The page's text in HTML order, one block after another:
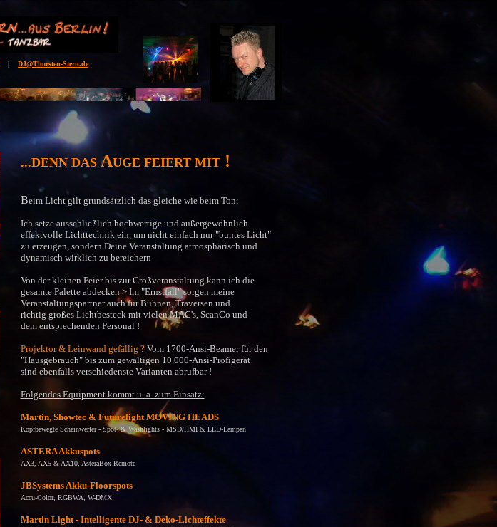
| DJ@Thorsten-Stern.de
...DENN DAS AUGE FEIERT MIT!
Beim Licht gilt grundsätzlich das gleiche wie beim Ton:
Ich setze ausschließlich hochwertige und außergewöhnlich
effektvolle Lichttechnik ein, um nicht einfach nur "buntes Licht"
zu erzeugen, sondern Deine Veranstaltung atmosphärisch und
dynamisch wirklich zu bereichern
Von der kleinen Feier bis zur Großveranstaltung kann ich die
gesamte Palette abdecken > Im "Ernstfall" sorgen meine
Veranstaltungspartner auch für Bühnen, Traversen und
richtig großes Lichtbesteck mit vielen MAC's, ScanCo und
dem entsprechenden Personal !
Projektor & Leinwand gefällig ?Vom 1700-Ansi-Beamer für den
"Hausgebrauch" bis zum gewaltigen 10.000-Ansi-Profigerät
sind ebenfalls verschiedenste Varianten abrufbar !
Folgendes Equipment kommt u. a. zum Einsatz:
Martin, Showtec & Futurelight MOVING HEADS
Kopfbewegte Scheinwerfer - Spot- & Washlights - MSD/HMI & LED-Lampen
ASTERA Akkuspots
AX3, AX5 & AX10, AsteraBox-Remote
JBSystemsAkku-Floorspots
Accu-Color, RGBWA, W-DMX
Martin Light - Intelligente DJ- & Deko-Lichteffekte